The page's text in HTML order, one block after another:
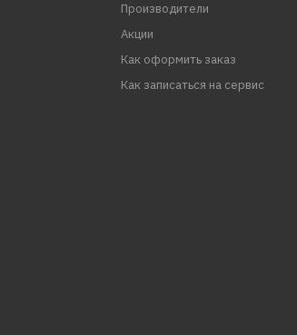
Производители
Акции
Как оформить заказ
Как записаться на сервис